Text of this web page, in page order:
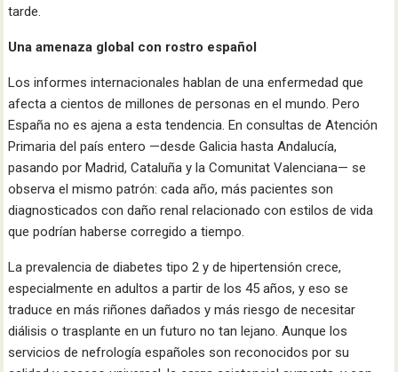
tarde.
Una amenaza global con rostro español
Los informes internacionales hablan de una enfermedad que
afecta a cientos de millones de personas en el mundo. Pero
España no es ajena a esta tendencia. En consultas de Atención
Primaria del país entero —desde Galicia hasta Andalucía,
pasando por Madrid, Cataluña y la Comunitat Valenciana— se
observa el mismo patrón: cada año, más pacientes son
diagnosticados con daño renal relacionado con estilos de vida
que podrían haberse corregido a tiempo.
La prevalencia de diabetes tipo 2 y de hipertensión crece,
especialmente en adultos a partir de los 45 años, y eso se
traduce en más riñones dañados y más riesgo de necesitar
diálisis o trasplante en un futuro no tan lejano. Aunque los
servicios de nefrología españoles son reconocidos por su